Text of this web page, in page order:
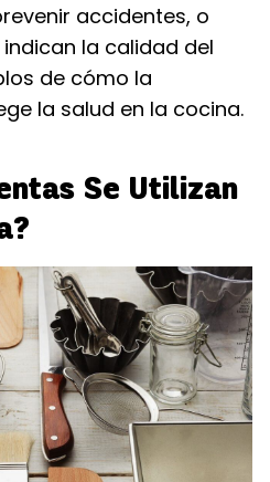
accidentes, o
la calidad del
de cómo la
la salud en la cocina.
Se Utilizan